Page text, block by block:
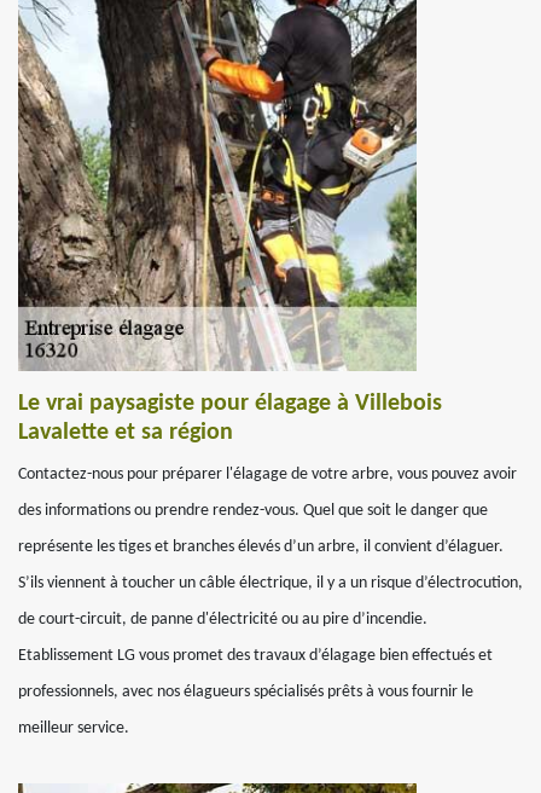
Le vrai paysagiste pour élagage à Villebois
Lavalette et sa région
Contactez-nous pour préparer l'élagage de votre arbre, vous pouvez avoir
des informations ou prendre rendez-vous. Quel que soit le danger que
représente les tiges et branches élevés d’un arbre, il convient d’élaguer.
S’ils viennent à toucher un câble électrique, il y a un risque d’électrocution,
de court-circuit, de panne d'électricité ou au pire d’incendie.
Etablissement LG vous promet des travaux d’élagage bien effectués et
professionnels, avec nos élagueurs spécialisés prêts à vous fournir le
meilleur service.